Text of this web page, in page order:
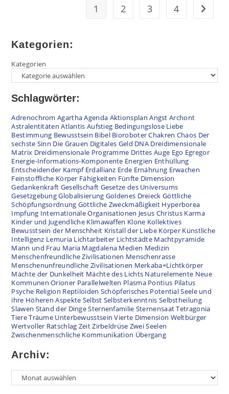
1 2 3 4 Zur
Kategorien:
Kategorien
Schlagwörter:
Adrenochrom AgarthaAgenda Aktionsplan Angst Archont
Astralentitäten Atlantis Aufstieg Bedingungslose Liebe
Bestimmung Bewusstsein Bibel BioroboterChakren Chaos Der
sechste Sinn Die Grauen Digitales Geld DNA Dreidimensionale
Matrix Dreidimensionale Programme Drittes Auge Ego Egregor
Energie-Informations-Komponente Energien Enthüllung
Entscheidender Kampf Erdallianz Erde Ernährung Erwachen
Feinstoffliche Körper Fähigkeiten Fünfte Dimension
Gedankenkraft Gesellschaft Gesetze des Universums
GesetzgebungGlobalisierung Goldenes Dreieck Göttliche
Schöpfungsordnung Göttliche Zweckmäßigkeit Hyperborea
Impfung Internationale Organisationen Jesus Christus Karma
Kinder und Jugendliche Klimawaffen Klone Kollektives
Bewusstsein der Menschheit Kristall der Liebe Körper Künstliche
Intelligenz Lemuria Lichtarbeiter Lichtstädte Machtpyramide
Mann und Frau Maria Magdalena Medien Medizin
Menschenfreundliche Zivilisationen Menschenrasse
Menschenunfreundliche Zivilisationen Merkaba=Lichtkörper
Mächte der Dunkelheit Mächte des Lichts Naturelemente Neue
Kommunen Orioner Parallelwelten Plasma Pontius Pilatus
Psyche Religion Reptiloiden Schöpferisches PotentialSeele und
ihre Höheren Aspekte Selbst Selbsterkenntnis Selbstheilung
Slawen Stand der DingeSternenfamilie SternensaatTetragonia
TiereTräume Unterbewusstsein Vierte Dimension Weltbürger
Wertvoller Ratschlag ZeitZirbeldrüse Zwei Seelen
Zwischenmenschliche Kommunikation Übergang
Archiv:
Archiv